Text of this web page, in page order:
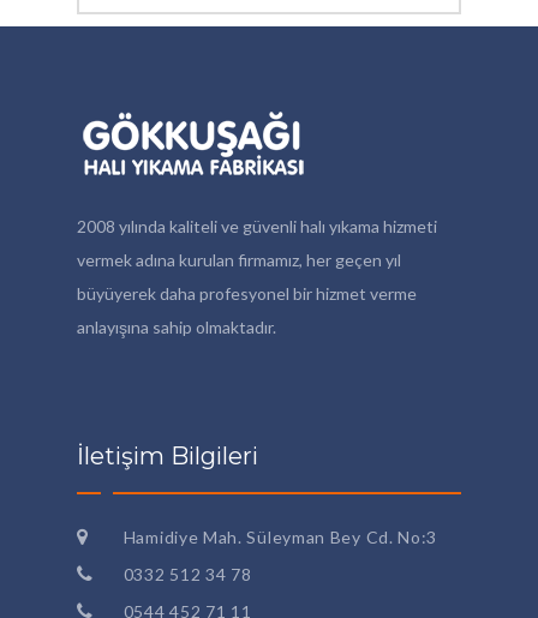
2008 yılında kaliteli ve güvenli halı yıkama hizmeti
vermek adına kurulan firmamız, her geçen yıl
büyüyerek daha profesyonel bir hizmet verme
anlayışına sahip olmaktadır.
İletişim Bilgileri
Hamidiye Mah. Süleyman Bey Cd. No:3
0332 512 34 78
0544 452 71 11